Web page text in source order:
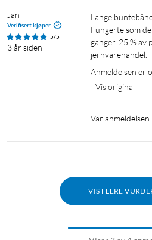
Jan
Verifisert kjøper
5/5
3 år siden
Lange buntebånd for å sette opp insekthotell.
Fungerte som
ganger. 25 % av
jernvarehandel.
Anmeldelsen er
Vis original
Var anmeldelsen
VIS FLERE